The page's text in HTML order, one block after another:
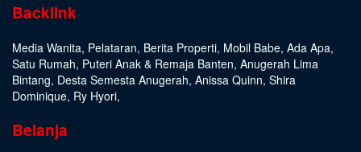
Backlink
Media Wanita, Pelataran, Berita Properti, Mobil Babe, Ada Apa,
Satu Rumah, Puteri Anak & Remaja Banten, Anugerah Lima
Bintang, Desta Semesta Anugerah, Anissa Quinn, Shira
Dominique, Ry Hyori,
Belanja